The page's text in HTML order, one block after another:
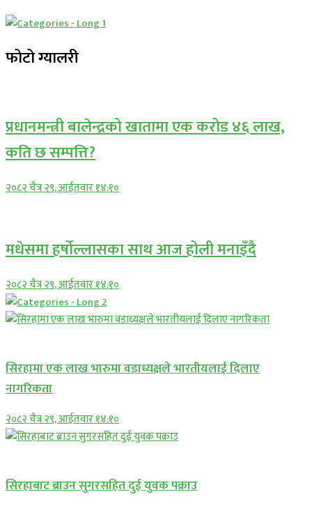
फोटो ग्यालरी
प्रधानमन्त्री बालेन्द्रको खातामा एक करोड ४६ लाख,
कति छ सम्पत्ति?
२०८२ चैत्र २९, आईतवार १४:१०
मधेसमा हर्षोल्लासका साथ आज होली मनाइँदै
२०८२ चैत्र २९, आईतवार १४:१०
सिरहामा एक लाख भारुमा वडाध्यक्षले भारतीयलाई दिलाए
नागरिकता
२०८२ चैत्र २९, आईतवार १४:१०
सिरहाबाट ब्राउन सुगरसहित दुई युवक पक्राउ